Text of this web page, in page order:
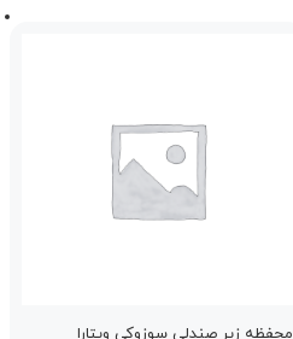
محفظه زیر صندلی سوزوکی ویتارا